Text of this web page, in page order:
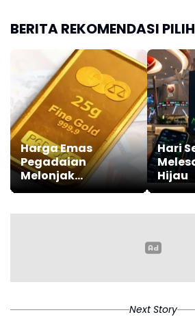
BERITA REKOMENDASI
Harga Emas
Pegadaian
Melonjak
Signifikan, Galeri24
Tren Positif
Hari
Hijau
Next Story